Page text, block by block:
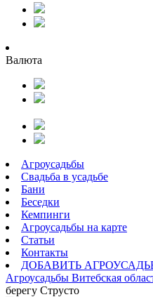
Валюта
Агроусадьбы
Свадьба в усадьбе
Бани
Беседки
Кемпинги
Агроусадьбы на карте
Статьи
Контакты
ДОБАВИТЬ
Агроусадьбы Витебская
берегу Струсто